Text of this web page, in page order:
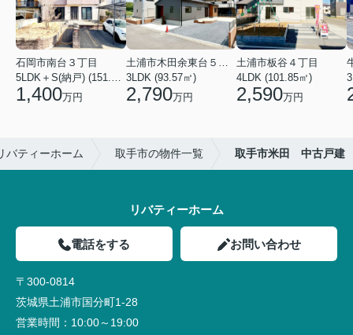
石岡市南台３丁目
1,400万円
3LDK (93.57㎡)
2,790万円
土浦市板谷４丁目
4LDK (101.85㎡)
2,590万円
バティーホーム 取手市の物件一覧 取手市米田 中古戸建
リバティーホーム
電話をする お問い合わせ
〒300-0814
茨城県土浦市国分町1-28
営業時間： 10:00～19:00